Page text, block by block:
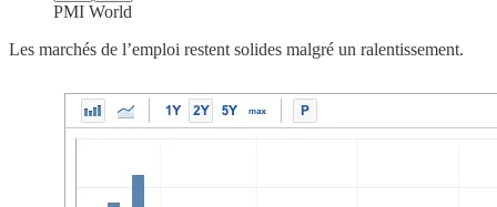
PMI World
Les marchés de l’emploi restent solides malgré un ralentissement.